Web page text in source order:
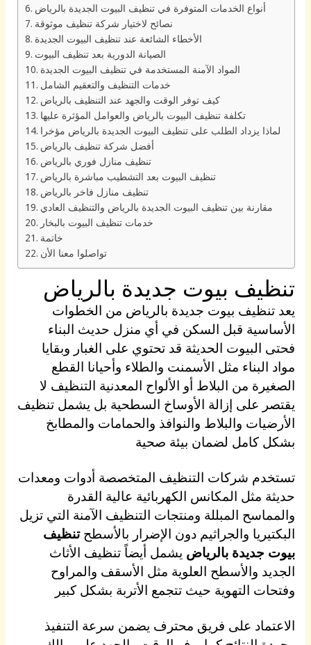
أنواع الخدمات المتوفرة في تنظيف البيوت الجديدة بالرياض
نصائح لاختيار شركة تنظيف موثوقة
الأخطاء الشائعة عند تنظيف البيوت الجديدة
المواد الآمنة المستخدمة في تنظيف البيوت الجديدة
خدمات التنظيف والتعقيم الشامل
كيف توفر الوقت والجهد عند التنظيف بالرياض
تكلفة تنظيف البيوت بالرياض والعوامل المؤثرة عليها
لماذا يزداد الطلب على تنظيف البيوت الجديدة بالرياض مؤخرا
أفضل شركة تنظيف بالرياض
تنظيف منازل فوري بالرياض
تنظيف البيوت بعد التشطيب مباشرة بالرياض
تنظيف منازل فاخر بالرياض
مقارنة بين تنظيف البيوت الجديدة بالرياض والتنظيف العادي
خدمات تنظيف البيوت بالبخار
خاتمة
تواصلوا معنا الأن
تنظيف بيوت جديدة بالرياض
يعد تنظيف بيوت جديدة بالرياض من الخطوات
الأساسية قبل السكن في أي منزل حديث البناء
فحتى البيوت الحديثة قد تحتوي على الغبار وبقايا
مواد البناء مثل الأسمنت والطلاء وأحيانا القطع
الصغيرة من البلاط أو الألواح المعدنية التنظيف لا
يقتصر على إزالة الأوساخ السطحية بل يشمل تنظيف
الأرضيات والبلاط والنوافذ والحمامات والمطابخ
بشكل كامل لضمان بيئة صحية
تستخدم شركات التنظيف المتخصصة أدوات ومعدات
حديثة مثل المكانس الكهربائية عالية القدرة
والمماسح المبللة ومنتجات التنظيف الآمنة التي تزيل
البكتيريا والجراثيم دون الإضرار بالأسطحتنظيف
بيوت جديدة بالرياض يشمل أيضاً تنظيف الأثاث
الجديد والأسطح العلوية مثل الأسقف والمراوح
وفتحات التهوية حيث تتجمع الأتربة بشكل كبير
الاعتماد على فريق محترف يضمن سرعة التنفيذ